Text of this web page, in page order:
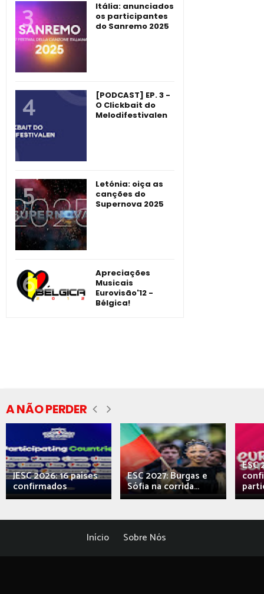
Itália: anunciados
os participantes
do Sanremo 2025
[PODCAST] EP. 3 -
O Clickbait do
Melodifestivalen
Letónia: oiça as
canções do
Supernova 2025
Apreciações
Musicais
Eurovisão'12 -
Bélgica!
A NÃO PERDER
JESC 2026: 16 países
confirmados
ESC 2027: Burgas e
Sófia na corrida...
ESC
Início Sobre Nós